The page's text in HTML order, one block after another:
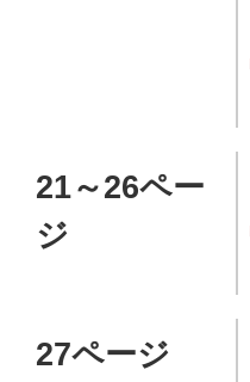
21～26ペー
ジ
27ページ